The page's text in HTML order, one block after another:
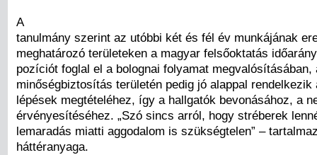
A
tanulmány szerint az utóbbi két és fél év munkájának
meghatározó területeken a magyar felsőoktatás
pozíciót foglal el a bolognai folyamat megvalósításában,
minőségbiztosítás területén pedig jó alappal rendelkezik
lépések megtételéhez, így a hallgatók bevonásához, a
érvényesítéséhez. „Szó sincs arról, hogy stréberek
lemaradás miatti aggodalom is szükségtelen” –
háttéranyaga.